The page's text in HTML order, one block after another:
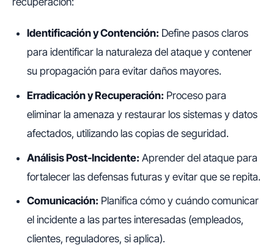
Identificación y Contención: Define pasos claros
para identificar la naturaleza del ataque y contener
su propagación para evitar daños mayores.
Erradicación y Recuperación: Proceso para
eliminar la amenaza y restaurar los sistemas y datos
afectados, utilizando las copias de seguridad.
Análisis Post-Incidente: Aprender del ataque para
fortalecer las defensas futuras y evitar que se repita.
Comunicación: Planifica cómo y cuándo comunicar
el incidente a las partes interesadas (empleados,
clientes, reguladores, si aplica).